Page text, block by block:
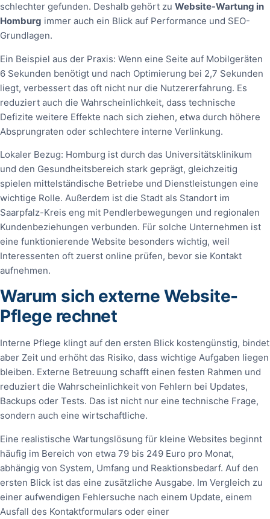
schlechter gefunden. Deshalb gehört zu Website-Wartung in
Homburg immer auch ein Blick auf Performance und SEO-
Grundlagen.
Ein Beispiel aus der Praxis: Wenn eine Seite auf Mobilgeräten
6 Sekunden benötigt und nach Optimierung bei 2,7 Sekunden
liegt, verbessert das oft nicht nur die Nutzererfahrung. Es
reduziert auch die Wahrscheinlichkeit, dass technische
Defizite weitere Effekte nach sich ziehen, etwa durch höhere
Absprungraten oder schlechtere interne Verlinkung.
Lokaler Bezug: Homburg ist durch das Universitätsklinikum
und den Gesundheitsbereich stark geprägt, gleichzeitig
spielen mittelständische Betriebe und Dienstleistungen eine
wichtige Rolle. Außerdem ist die Stadt als Standort im
Saarpfalz-Kreis eng mit Pendlerbewegungen und regionalen
Kundenbeziehungen verbunden. Für solche Unternehmen ist
eine funktionierende Website besonders wichtig, weil
Interessenten oft zuerst online prüfen, bevor sie Kontakt
aufnehmen.
Warum sich externe Website-
Pflege rechnet
Interne Pflege klingt auf den ersten Blick kostengünstig, bindet
aber Zeit und erhöht das Risiko, dass wichtige Aufgaben liegen
bleiben. Externe Betreuung schafft einen festen Rahmen und
reduziert die Wahrscheinlichkeit von Fehlern bei Updates,
Backups oder Tests. Das ist nicht nur eine technische Frage,
sondern auch eine wirtschaftliche.
Eine realistische Wartungslösung für kleine Websites beginnt
häufig im Bereich von etwa 79 bis 249 Euro pro Monat,
abhängig von System, Umfang und Reaktionsbedarf. Auf den
ersten Blick ist das eine zusätzliche Ausgabe. Im Vergleich zu
einer aufwendigen Fehlersuche nach einem Update, einem
Ausfall des Kontaktformulars oder einer